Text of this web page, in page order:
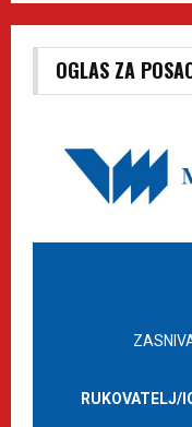
OGLAS ZA
RUKOVATELJ/